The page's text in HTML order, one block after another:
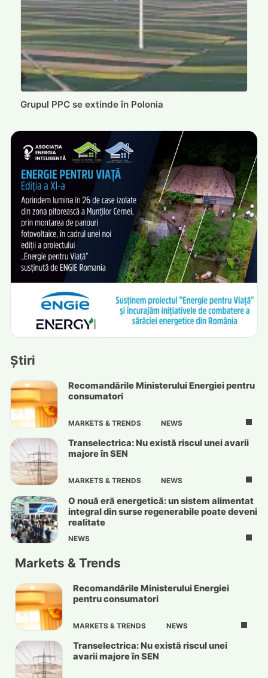
Grupul PPC se extinde în Polonia
Știri
Recomandările Ministerului Energiei pentru
consumatori
MARKETS & TRENDS NEWS
Transelectrica: Nu există riscul unei avarii
majore în SEN
MARKETS & TRENDS NEWS
O nouă eră energetică: un sistem alimentat
integral din surse regenerabile poate deveni
realitate
NEWS
Markets & Trends
Recomandările Ministerului Energiei
pentru consumatori
MARKETS & TRENDS NEWS
Transelectrica: Nu există riscul unei
avarii majore în SEN